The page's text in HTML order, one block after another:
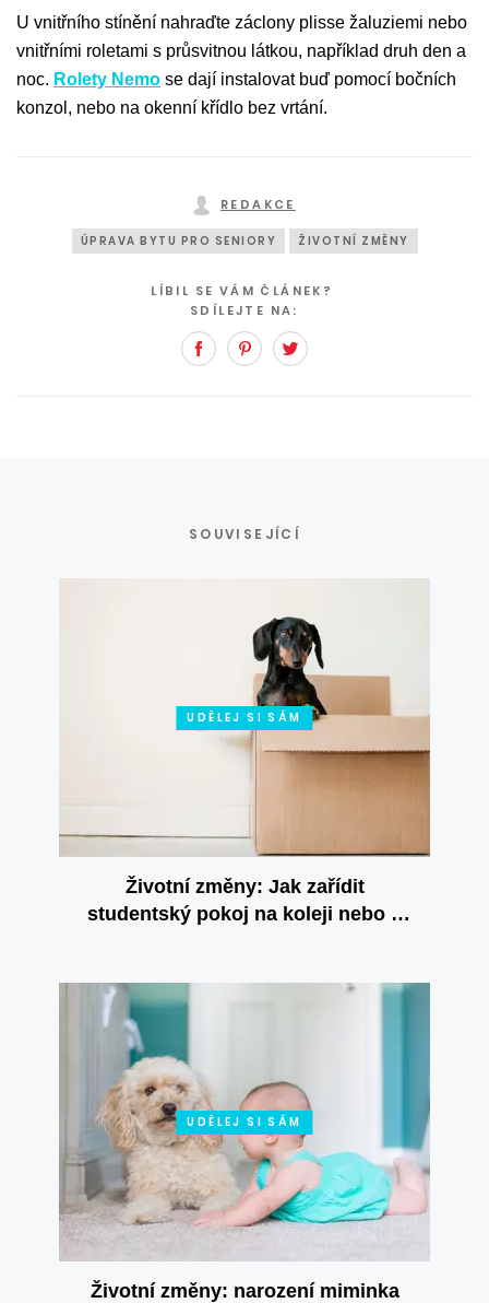
U vnitřního stínění nahraďte záclony plisse žaluziemi nebo
vnitřními roletami s průsvitnou látkou, například druh den a
noc. Rolety Nemo se dají instalovat buď pomocí bočních
konzol, nebo na okenní křídlo bez vrtání.
REDAKCE
ÚPRAVA BYTU PRO SENIORY ŽIVOTNÍ ZMĚNY
LÍBIL SE VÁM ČLÁNEK?
SDÍLEJTE NA:
FacebookPinterest
SOUVISEJÍCÍ
UDĚLEJ SI SÁM
Životní změny: Jak zařídit
studentský pokoj na koleji nebo v
UDĚLEJ SI SÁM
Životní změny: narození miminka